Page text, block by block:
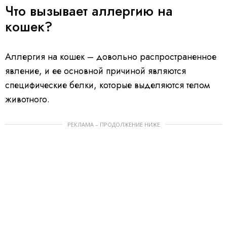
Что вызывает аллергию на
кошек?
Аллергия на кошек – довольно распространенное
явление, и ее основной причиной являются
специфические белки, которые выделяются телом
животного.
РЕКЛАМА – ПРОДОЛЖЕНИЕ НИЖЕ